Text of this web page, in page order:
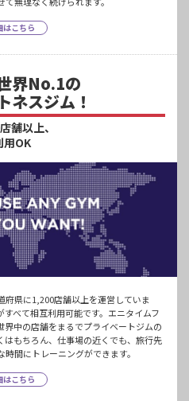
はこちら
界No.1の
ネスジム！
舗以上、
用OK
府県に1,200店舗以上を運営していま
べて相互利用可能です。エニタイムフ
中の店舗をまるでプライベートジムの
もちろん、仕事場の近くでも、旅行先
間にトレーニングができます。
はこちら